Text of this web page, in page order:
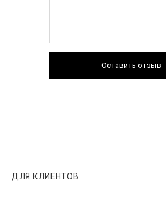
Оставить отзыв
ДЛЯ КЛИЕНТОВ